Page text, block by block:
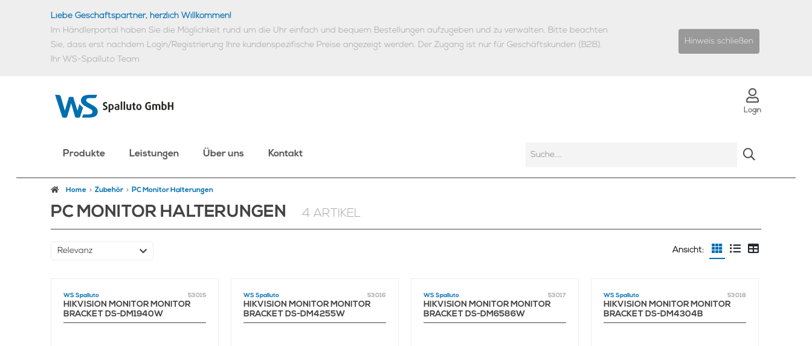
Liebe Geschäftspartner, herzlich Willkommen!
Im Händlerportal haben Sie die Möglichkeit rund um die Uhr einfach und bequem Bestellungen aufzugeben und zu verwalten. Bitte beachten
Sie, dass erst nachdem Login/Registrierung Ihre kundenspezifische Preise angezeigt werden. Der Zugang ist nur für Geschäftskunden (B2B).
Ihr WS-Spalluto Team
Hinweis schließen
Login
Produkte Leistungen Über uns Kontakt
Home Zubehör PC Monitor Halterungen
PC MONITOR HALTERUNGEN 4 ARTIKEL
Ansicht:
WS Spalluto 53015
HIKVISION MONITOR MONITOR
BRACKET DS-DM1940W
WS Spalluto 53016
HIKVISION MONITOR MONITOR
BRACKET DS-DM4255W
WS Spalluto 53017
HIKVISION MONITOR MONITOR
BRACKET DS-DM6586W
WS Spalluto 53018
HIKVISION MONITOR MONITOR
BRACKET DS-DM4304B